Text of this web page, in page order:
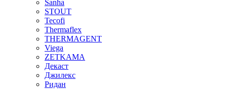
Sanha
STOUT
Tecofi
Thermaflex
THERMAGENT
Viega
ZETKAMA
Декаст
Джилекс
Ридан